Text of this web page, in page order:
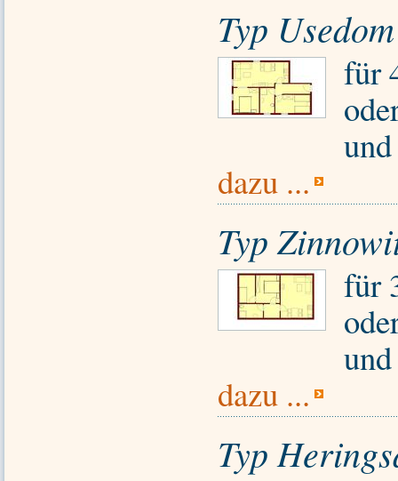
Typ Usedom
für
dazu ...
Typ
für
dazu ...
Typ